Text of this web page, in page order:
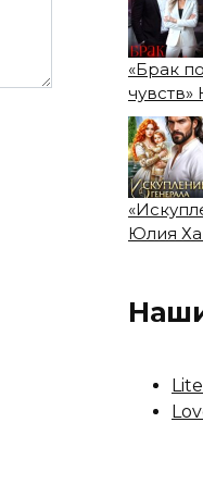
«Брак
чувств»
Юлия